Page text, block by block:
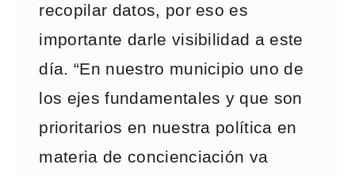
recopilar datos, por eso es
importante darle visibilidad a este
día. “En nuestro municipio uno de
los ejes fundamentales y que son
prioritarios en nuestra política en
materia de concienciación va